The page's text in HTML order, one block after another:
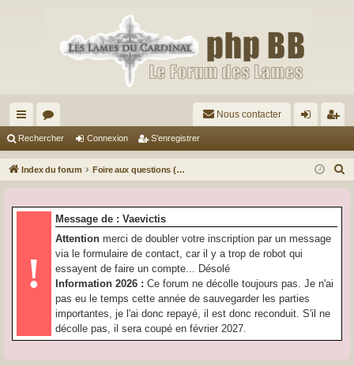
cc
ès
pi
or
u
s
Nous contacter
ne
on
nr
ist
Rechercher Connexion S’enregistrer
Index du forum Foire aux questions (Questions posées fréquemment)
!
Message de : Vaevictis
Attention merci de doubler votre inscription par un message
via le formulaire de contact, car il y a trop de robot qui
essayent de faire un compte... Désolé
Information 2026 : Ce forum ne décolle toujours pas. Je n'ai
pas eu le temps cette année de sauvegarder les parties
importantes, je l'ai donc repayé, il est donc reconduit. S'il ne
décolle pas, il sera coupé en février 2027.